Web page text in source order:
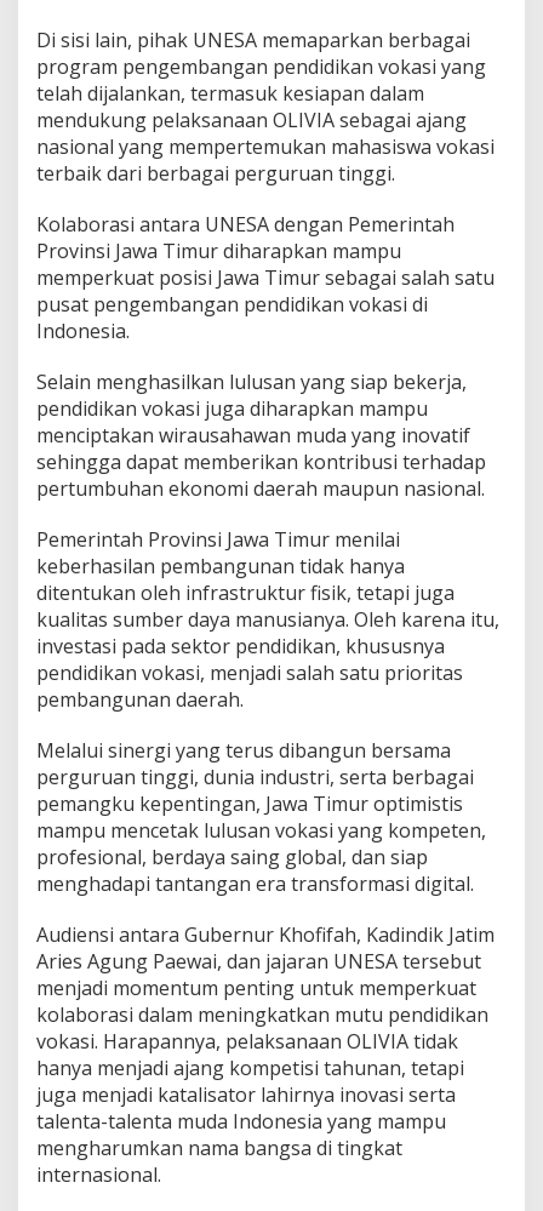
Di sisi lain, pihak UNESA memaparkan berbagai
program pengembangan pendidikan vokasi yang
telah dijalankan, termasuk kesiapan dalam
mendukung pelaksanaan OLIVIA sebagai ajang
nasional yang mempertemukan mahasiswa vokasi
terbaik dari berbagai perguruan tinggi.
Kolaborasi antara UNESA dengan Pemerintah
Provinsi Jawa Timur diharapkan mampu
memperkuat posisi Jawa Timur sebagai salah satu
pusat pengembangan pendidikan vokasi di
Indonesia.
Selain menghasilkan lulusan yang siap bekerja,
pendidikan vokasi juga diharapkan mampu
menciptakan wirausahawan muda yang inovatif
sehingga dapat memberikan kontribusi terhadap
pertumbuhan ekonomi daerah maupun nasional.
Pemerintah Provinsi Jawa Timur menilai
keberhasilan pembangunan tidak hanya
ditentukan oleh infrastruktur fisik, tetapi juga
kualitas sumber daya manusianya. Oleh karena itu,
investasi pada sektor pendidikan, khususnya
pendidikan vokasi, menjadi salah satu prioritas
pembangunan daerah.
Melalui sinergi yang terus dibangun bersama
perguruan tinggi, dunia industri, serta berbagai
pemangku kepentingan, Jawa Timur optimistis
mampu mencetak lulusan vokasi yang kompeten,
profesional, berdaya saing global, dan siap
menghadapi tantangan era transformasi digital.
Audiensi antara Gubernur Khofifah, Kadindik Jatim
Aries Agung Paewai, dan jajaran UNESA tersebut
menjadi momentum penting untuk memperkuat
kolaborasi dalam meningkatkan mutu pendidikan
vokasi. Harapannya, pelaksanaan OLIVIA tidak
hanya menjadi ajang kompetisi tahunan, tetapi
juga menjadi katalisator lahirnya inovasi serta
talenta-talenta muda Indonesia yang mampu
mengharumkan nama bangsa di tingkat
internasional.